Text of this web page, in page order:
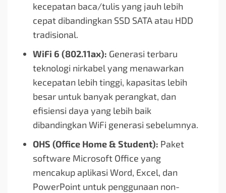
kecepatan baca/tulis yang jauh lebih
cepat dibandingkan SSD SATA atau HDD
tradisional.
WiFi 6 (802.11ax): Generasi terbaru
teknologi nirkabel yang menawarkan
kecepatan lebih tinggi, kapasitas lebih
besar untuk banyak perangkat, dan
efisiensi daya yang lebih baik
dibandingkan WiFi generasi sebelumnya.
OHS (Office Home & Student): Paket
software Microsoft Office yang
mencakup aplikasi Word, Excel, dan
PowerPoint untuk penggunaan non-